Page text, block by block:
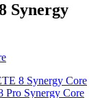
Synergy